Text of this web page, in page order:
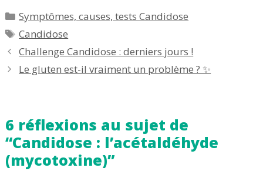
Catégories
Symptômes, causes, tests Candidose
Étiquettes
Candidose
Challenge Candidose : derniers jours !
Le gluten est-il vraiment un problème ? ✨
6 réflexions au sujet de
“Candidose : l’acétaldéhyde
(mycotoxine)”